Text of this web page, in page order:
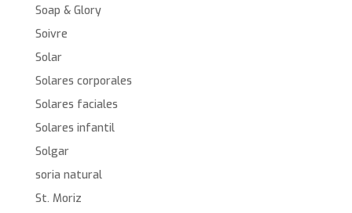
Soap & Glory
Soivre
Solar
Solares corporales
Solares faciales
Solares infantil
Solgar
soria natural
St. Moriz